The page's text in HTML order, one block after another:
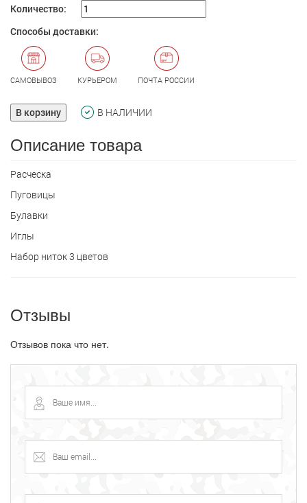
Количество:
Способы доставки:
САМОВЫВОЗ КУРЬЕРОМ ПОЧТА РОССИИ
В корзину В НАЛИЧИИ
Описание товара
Расческа
Пуговицы
Булавки
Иглы
Набор ниток 3 цветов
Отзывы
Отзывов пока что нет.